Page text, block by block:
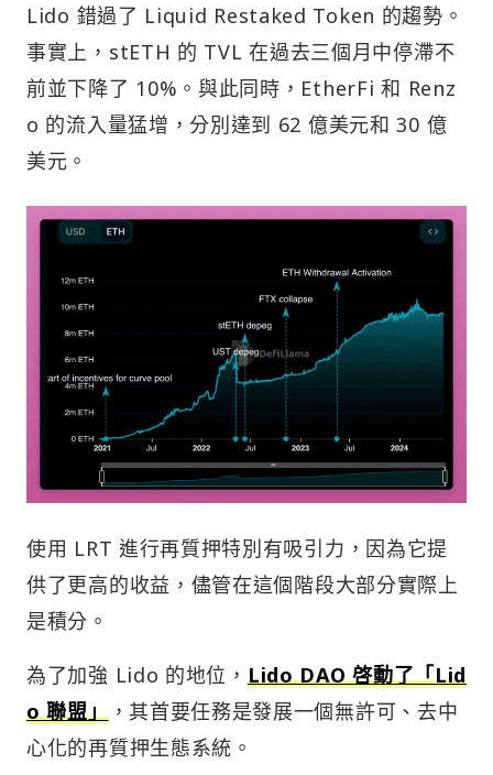
Lido 錯過了 Liquid Restaked Token 的趨勢。
事實上，stETH 的 TVL 在過去三個月中停滯不
前並下降了 10%。與此同時，EtherFi 和 Renz
o 的流入量猛增，分別達到 62 億美元和 30 億
美元。
使用 LRT 進行再質押特別有吸引力，因為它提
供了更高的收益，儘管在這個階段大部分實際上
是積分。
為了加強 Lido 的地位， Lido DAO 啓動了「Lid
o 聯盟」，其首要任務是發展一個無許可、去中
心化的再質押生態系統。